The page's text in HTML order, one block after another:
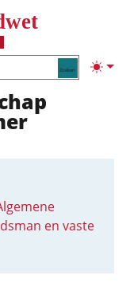
Zoeken
en vaste